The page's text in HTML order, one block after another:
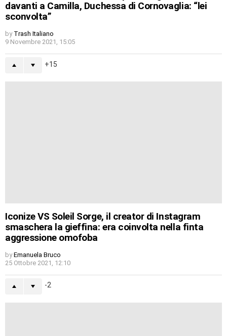
davanti a Camilla, Duchessa di Cornovaglia: “lei
sconvolta”
by Trash Italiano
9 Novembre 2021, 15:05
15
Iconize VS Soleil Sorge, il creator di Instagram
smaschera la gieffina: era coinvolta nella finta
aggressione omofoba
by Emanuela Bruco
25 Ottobre 2021, 12:10
-2